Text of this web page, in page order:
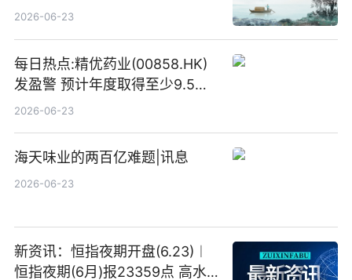
高IBM(IBM.US)戴尔(DELL.US)
2026-06-23
每日热点:精优药业(00858.HK)
发盈警 预计年度取得至少9.5亿
港元的亏损 同比盈转亏
2026-06-23
海天味业的两百亿难题|讯息
2026-06-23
新资讯：恒指夜期开盘(6.23)︱
恒指夜期(6月)报23359点 高水